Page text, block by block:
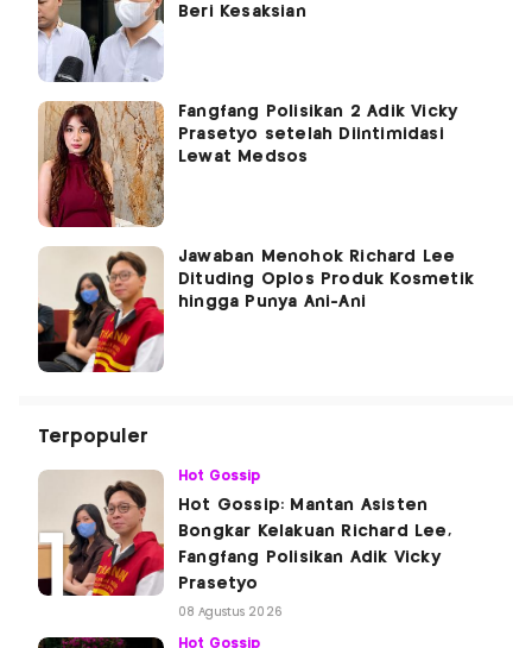
Beri Kesaksian
Fangfang Polisikan 2 Adik Vicky
Prasetyo setelah Diintimidasi
Lewat Medsos
Jawaban Menohok Richard Lee
Dituding Oplos Produk Kosmetik
hingga Punya Ani-Ani
Terpopuler
Hot Gossip
Hot Gossip: Mantan Asisten
Bongkar Kelakuan Richard Lee,
Fangfang Polisikan Adik Vicky
Prasetyo
08 Agustus 2026
Hot Gossip